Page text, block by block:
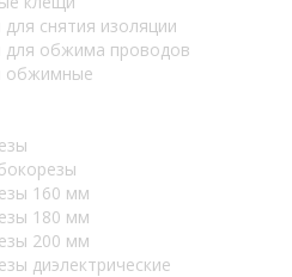
снятия изоляции
для обжима проводов
обжимные
160 мм
180 мм
200 мм
диэлектрические